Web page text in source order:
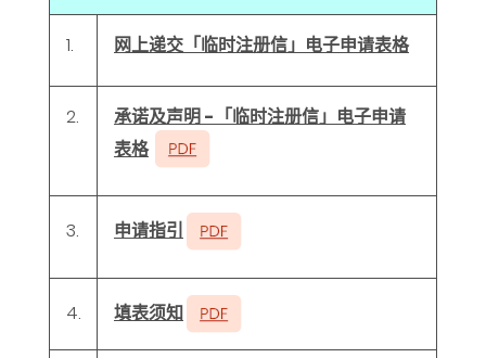
1. 网上递交「临时注册信」电子申请表格
2.
承诺及声明 -「临时注册信」电子申请
表格
3. 申请指引
4. 填表须知